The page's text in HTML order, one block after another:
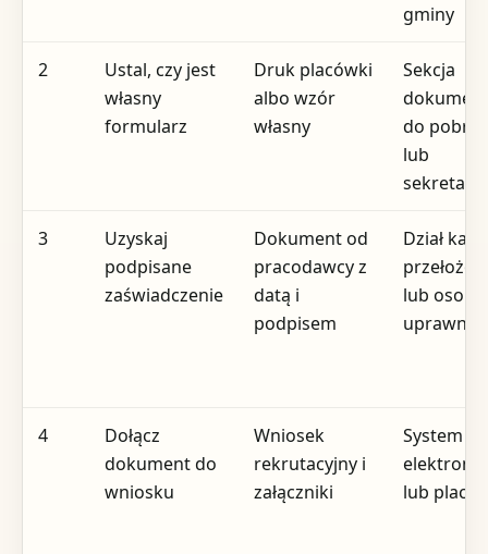
gminy
2
Ustal, czy jest
własny
formularz
Druk placówki
albo wzór
własny
Sekcja
do
lub
3
Uzyskaj
podpisane
zaświadczenie
Dokument od
pracodawcy z
datą i
podpisem
Dział kadr,
lub osoba
4
Dołącz
dokument do
wniosku
Wniosek
rekrutacyjny i
załączniki
System
lub